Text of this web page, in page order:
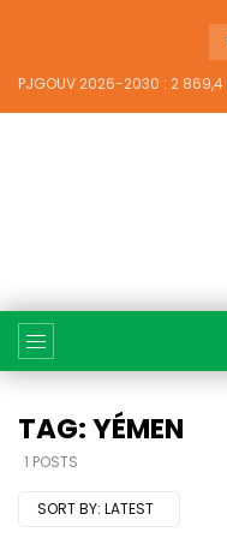
TAG: YÉMEN
1 POSTS
SORT BY: LATEST